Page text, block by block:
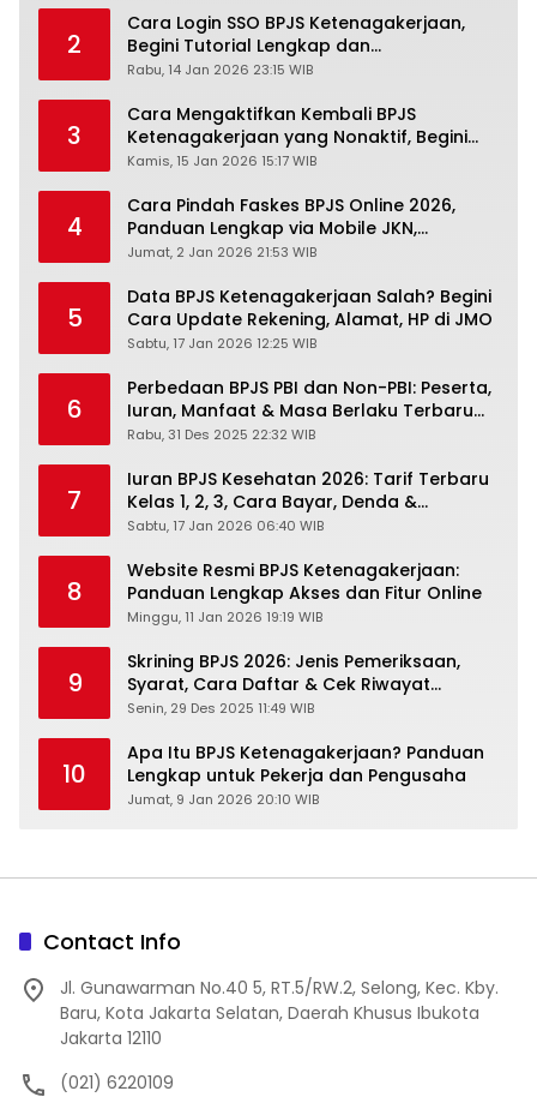
2
Cara Login SSO BPJS Ketenagakerjaan,
Begini Tutorial Lengkap dan
Pengertiannya
Rabu, 14 Jan 2026 23:15 WIB
3
Cara Mengaktifkan Kembali BPJS
Ketenagakerjaan yang Nonaktif, Begini
Panduan Lengkapnya
Kamis, 15 Jan 2026 15:17 WIB
4
Cara Pindah Faskes BPJS Online 2026,
Panduan Lengkap via Mobile JKN,
PANDAWA & Offiline Kantor Cabang
Jumat, 2 Jan 2026 21:53 WIB
5
Data BPJS Ketenagakerjaan Salah? Begini
Cara Update Rekening, Alamat, HP di JMO
Sabtu, 17 Jan 2026 12:25 WIB
6
Perbedaan BPJS PBI dan Non-PBI: Peserta,
Iuran, Manfaat & Masa Berlaku Terbaru
2026
Rabu, 31 Des 2025 22:32 WIB
7
Iuran BPJS Kesehatan 2026: Tarif Terbaru
Kelas 1, 2, 3, Cara Bayar, Denda &
Panduan Lengkap Peserta JKN-KIS
Sabtu, 17 Jan 2026 06:40 WIB
8
Website Resmi BPJS Ketenagakerjaan:
Panduan Lengkap Akses dan Fitur Online
Minggu, 11 Jan 2026 19:19 WIB
9
Skrining BPJS 2026: Jenis Pemeriksaan,
Syarat, Cara Daftar & Cek Riwayat
Kesehatan Gratis
Senin, 29 Des 2025 11:49 WIB
10
Apa Itu BPJS Ketenagakerjaan? Panduan
Lengkap untuk Pekerja dan Pengusaha
Jumat, 9 Jan 2026 20:10 WIB
Contact Info
Jl. Gunawarman No.40 5, RT.5/RW.2, Selong, Kec. Kby.
Baru, Kota Jakarta Selatan, Daerah Khusus Ibukota
Jakarta 12110
(021) 6220109